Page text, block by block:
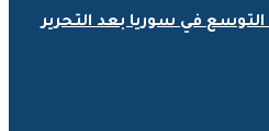
في سوريا بعد التحرير